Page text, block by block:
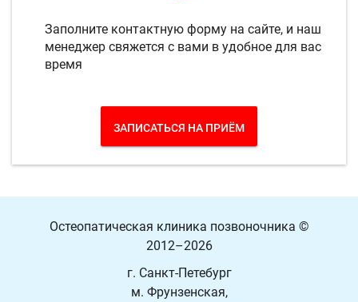
Заполните контактную форму на сайте, и наш
менеджер свяжется с вами в удобное для вас
время
ЗАПИСАТЬСЯ НА ПРИЁМ
Остеопатическая клиника позвоночника ©
2012–2026
г. Санкт-Петебург
м. Фрунзенская,